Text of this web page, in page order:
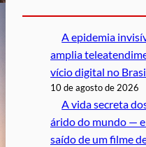
A epidemia
amplia
vício digital no
10 de agosto de 2026
A vida secreta
árido do mundo —
saído de um filme